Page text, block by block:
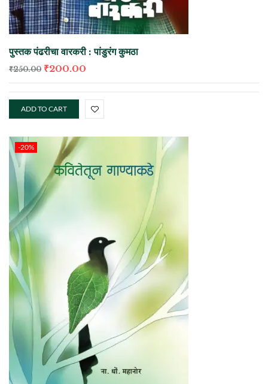
पुस्तक पंढरीचा वारकरी : पांडुरंग कुमठा
₹250.00 ₹200.00
ADD TO CART
-20%